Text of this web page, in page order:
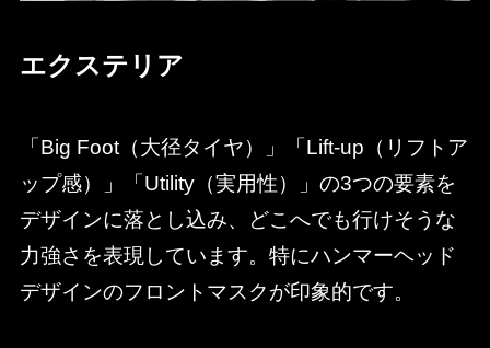
エクステリア
「Big Foot（大径タイヤ）」「Lift-up（リフトア
ップ感）」「Utility（実用性）」の3つの要素を
デザインに落とし込み、どこへでも行けそうな
力強さを表現しています。特にハンマーヘッド
デザインのフロントマスクが印象的です。